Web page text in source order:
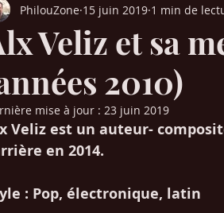
Charts UK Hit Parade France
60-70 Chansons années 80-90
Mes voyages en Europe Films &
Jeunesse Chansons années
Veliz et sa
2010)
PhilouZone 15 juin 2019 1 min de
mise à jour : 23 juin 2019
Veliz est un auteur-
en 2014.
: Pop, électronique, latin